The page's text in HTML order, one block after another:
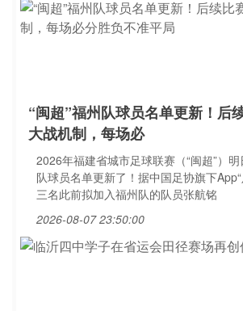
“闽超”福州队球员名单更新！后
大战机制，每场必
2026年福建省城市足球联赛（“闽超”）
队球员名单更新了！据中国足协旗下App“
三名此前拟加入福州队的队员张航铭
2026-08-07 23:50:00